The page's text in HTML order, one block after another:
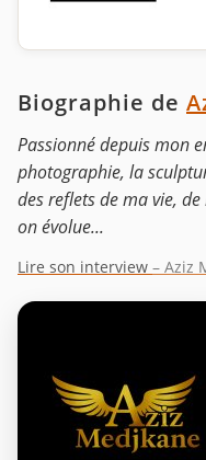
Biographie de
Passionné depuis mon
photographie, la
des reflets de ma vie,
on évolue...
Lire son interview – Aziz